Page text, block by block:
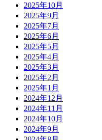
2025年10月
2025年9月
2025年7月
2025年6月
2025年5月
2025年4月
2025年3月
2025年2月
2025年1月
2024年12月
2024年11月
2024年10月
2024年9月